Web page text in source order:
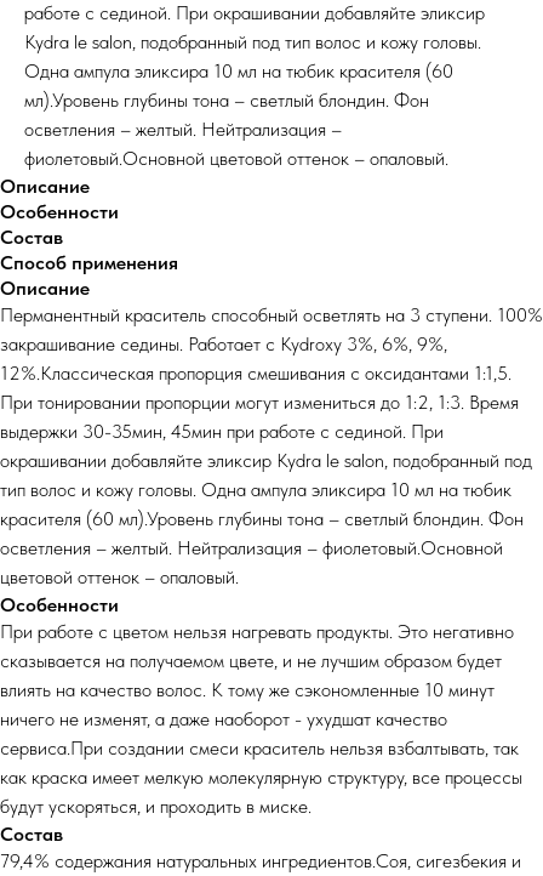
работе с сединой. При окрашивании добавляйте эликсир
Kydra le salon, подобранный под тип волос и кожу головы.
Одна ампула эликсира 10 мл на тюбик красителя (60
мл).Уровень глубины тона – светлый блондин. Фон
осветления – желтый. Нейтрализация –
фиолетовый.Основной цветовой оттенок – опаловый.
Описание
Особенности
Состав
Способ применения
Описание
Перманентный краситель способный осветлять на 3 ступени. 100%
закрашивание седины. Работает с Kydroxy 3%, 6%, 9%,
12%.Классическая пропорция смешивания с оксидантами 1:1,5.
При тонировании пропорции могут измениться до 1:2, 1:3. Время
выдержки 30-35мин, 45мин при работе с сединой. При
окрашивании добавляйте эликсир Kydra le salon, подобранный под
тип волос и кожу головы. Одна ампула эликсира 10 мл на тюбик
красителя (60 мл).Уровень глубины тона – светлый блондин. Фон
осветления – желтый. Нейтрализация – фиолетовый.Основной
цветовой оттенок – опаловый.
Особенности
При работе с цветом нельзя нагревать продукты. Это негативно
сказывается на получаемом цвете, и не лучшим образом будет
влиять на качество волос. К тому же сэкономленные 10 минут
ничего не изменят, а даже наоборот - ухудшат качество
сервиса.При создании смеси краситель нельзя взбалтывать, так
как краска имеет мелкую молекулярную структуру, все процессы
будут ускоряться, и проходить в миске.
Состав
79,4% содержания натуральных ингредиентов.Соя, сигезбекия и